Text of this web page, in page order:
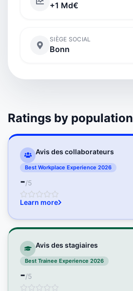
+1 Md€
SIÈGE SOCIAL
Bonn
Ratings by population
Avis des collaborateurs
Best Workplace Experience 2026
-/5
Learn more
Avis des stagiaires
Best Trainee Experience 2026
-/5